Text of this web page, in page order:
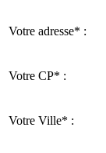
Votre adresse* :
Votre CP* :
Votre Ville* :